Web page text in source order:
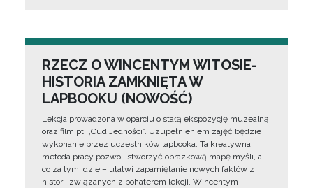
RZECZ O WINCENTYM WITOSIE-
HISTORIA ZAMKNIĘTA W
LAPBOOKU (NOWOŚĆ)
Lekcja prowadzona w oparciu o stałą ekspozycję muzealną
oraz film pt. „Cud Jedności”. Uzupełnieniem zajęć będzie
wykonanie przez uczestników lapbooka. Ta kreatywna
metoda pracy pozwoli stworzyć obrazkową mapę myśli, a
co za tym idzie – ułatwi zapamiętanie nowych faktów z
historii związanych z bohaterem lekcji, Wincentym